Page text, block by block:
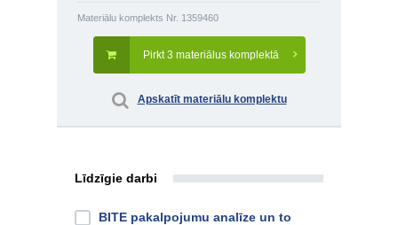
Materiālu komplekts Nr. 1359460
Pirkt 3 materiālus komplektā
Apskatīt materiālu komplektu
Līdzīgie darbi
BITE pakalpojumu analīze un to